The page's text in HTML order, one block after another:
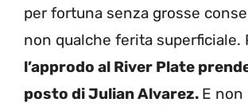
per fortuna senza grosse
non qualche ferita superficiale.
l’approdo al River Plate
posto di Julian Alvarez. E non